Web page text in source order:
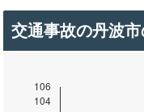
交通事故の丹波